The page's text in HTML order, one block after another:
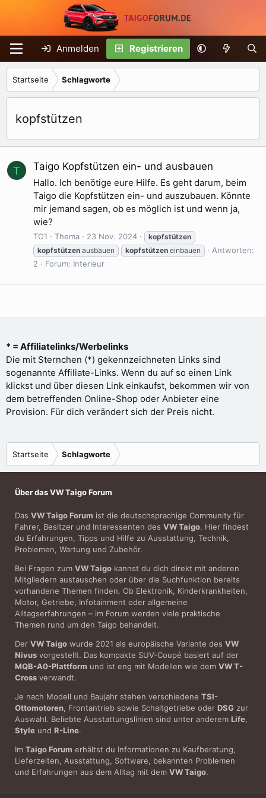
Anmelden Registrieren
Startseite Schlagworte
kopfstützen
T Taigo Kopfstützen ein- und ausbauen
Hallo. Ich benötige eure Hilfe. Es geht darum, beim
Taigo die Kopfstützen ein- und auszubauen. Könnte
mir jemand sagen, ob es möglich ist und wenn ja,
wie?
TO1 Thema 23 Nov. 2024
kopfstützen
kopfstützen ausbauen kopfstützen einbauen
Antworten:
2
Forum: Interieur
* = Affiliatelinks/Werbelinks
Die mit Sternchen (*) gekennzeichneten Links sind
sogenannte Affiliate-Links. Wenn du auf so einen Link
klickst und über diesen Link einkaufst, bekommen wir von
dem betreffenden Online-Shop oder Anbieter eine
Provision. Für dich verändert sich der Preis nicht.
Startseite Schlagworte
Über das VW Taigo Forum
Das VW Taigo Forum ist die deutschsprachige Community für
Fahrer, Besitzer und Interessenten des VW Taigo. Hier findest
du Erfahrungen, Tipps und Hilfe zu Ausstattung, Technik,
Problemen, Wartung und Zubehör.
Bei Fragen zum VW Taigo kannst du dich direkt mit anderen
Mitgliedern austauschen oder über die Suchfunktion bereits
vorhandene Themen finden. Ob Elektronik, Kinderkrankheiten,
Motor, Getriebe, Infotainment oder allgemeine
Alltagserfahrungen – im Forum werden viele praktische
Themen rund um den Taigo behandelt.
Der VW Taigo wurde 2021 als europäische Variante des VW
Nivus vorgestellt. Das kompakte SUV-Coupé basiert auf der
MQB-A0-Plattform und ist eng mit Modellen wie dem VW T-
Cross verwandt.
Je nach Modell und Baujahr stehen verschiedene TSI-
Ottomotoren, Frontantrieb sowie Schaltgetriebe oder DSG zur
Auswahl. Beliebte Ausstattungslinien sind unter anderem Life,
Style und R-Line.
Im Taigo Forum erhältst du Informationen zu Kaufberatung,
Lieferzeiten, Ausstattung, Software, bekannten Problemen
und Erfahrungen aus dem Alltag mit dem VW Taigo.